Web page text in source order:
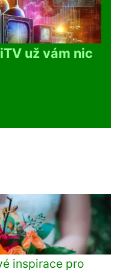
už vám nic
inspirace pro